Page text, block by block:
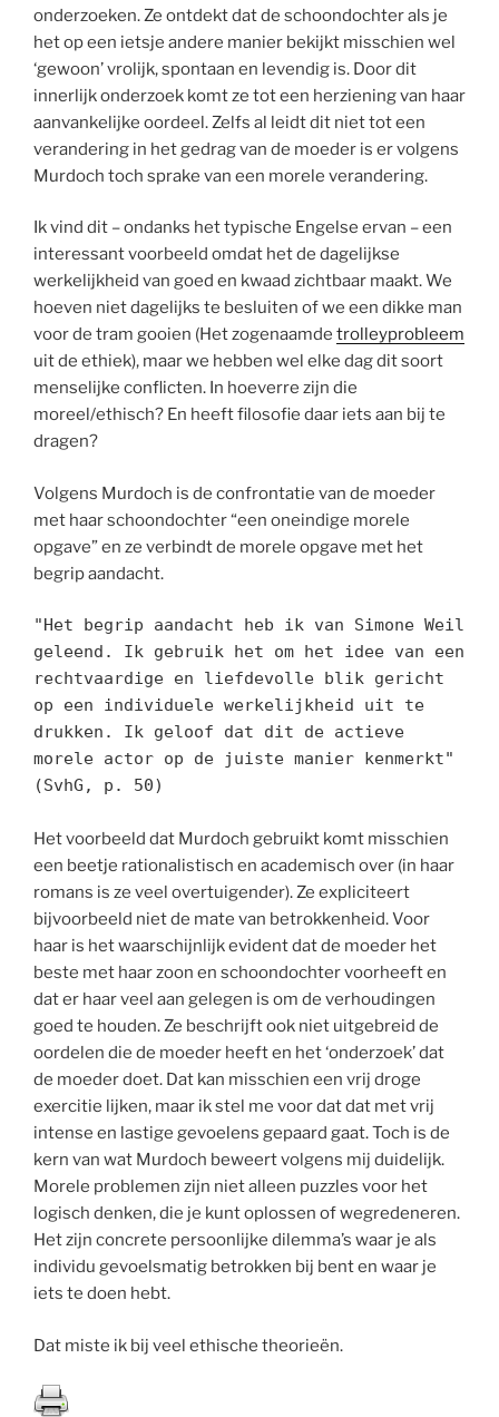
onderzoeken. Ze ontdekt dat de schoondochter als je
het op een ietsje andere manier bekijkt misschien wel
‘gewoon’ vrolijk, spontaan en levendig is. Door dit
innerlijk onderzoek komt ze tot een herziening van haar
aanvankelijke oordeel. Zelfs al leidt dit niet tot een
verandering in het gedrag van de moeder is er volgens
Murdoch toch sprake van een morele verandering.
Ik vind dit – ondanks het typische Engelse ervan – een
interessant voorbeeld omdat het de dagelijkse
werkelijkheid van goed en kwaad zichtbaar maakt. We
hoeven niet dagelijks te besluiten of we een dikke man
voor de tram gooien (Het zogenaamde trolleyprobleem
uit de ethiek), maar we hebben wel elke dag dit soort
menselijke conflicten. In hoeverre zijn die
moreel/ethisch? En heeft filosofie daar iets aan bij te
dragen?
Volgens Murdoch is de confrontatie van de moeder
met haar schoondochter “een oneindige morele
opgave” en ze verbindt de morele opgave met het
begrip aandacht.
"Het begrip aandacht heb ik van Simone Weil
geleend. Ik gebruik het om het idee van een
rechtvaardige en liefdevolle blik gericht
op een individuele werkelijkheid uit te
drukken. Ik geloof dat dit de actieve
morele actor op de juiste manier kenmerkt"
(SvhG, p. 50)
Het voorbeeld dat Murdoch gebruikt komt misschien
een beetje rationalistisch en academisch over (in haar
romans is ze veel overtuigender). Ze expliciteert
bijvoorbeeld niet de mate van betrokkenheid. Voor
haar is het waarschijnlijk evident dat de moeder het
beste met haar zoon en schoondochter voorheeft en
dat er haar veel aan gelegen is om de verhoudingen
goed te houden. Ze beschrijft ook niet uitgebreid de
oordelen die de moeder heeft en het ‘onderzoek’ dat
de moeder doet. Dat kan misschien een vrij droge
exercitie lijken, maar ik stel me voor dat dat met vrij
intense en lastige gevoelens gepaard gaat. Toch is de
kern van wat Murdoch beweert volgens mij duidelijk.
Morele problemen zijn niet alleen puzzles voor het
logisch denken, die je kunt oplossen of wegredeneren.
Het zijn concrete persoonlijke dilemma’s waar je als
individu gevoelsmatig betrokken bij bent en waar je
iets te doen hebt.
Dat miste ik bij veel ethische theorieën.